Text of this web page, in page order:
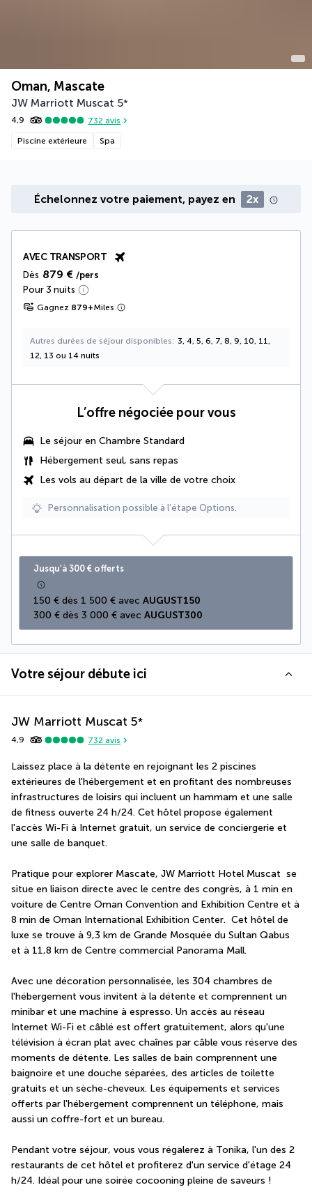
Oman, Mascate
JW Marriott Muscat 5*
4,9 732 avis
Piscine extérieure Spa
Échelonnez votre paiement, payez en 2x
AVEC TRANSPORT
Dès 879 € /pers
Pour 3 nuits
Gagnez 879+Miles
Autres durées de séjour disponibles
3, 4, 5, 6, 7, 8, 9, 10, 11,
12, 13 ou 14 nuits
L’offre négociée pour vous
Le séjour en Chambre Standard
Hébergement seul, sans repas
Les vols au départ de la ville de votre choix
Personnalisation possible à l’étape Options.
Jusqu’à 300 € offerts
150 € dès 1 500 € avec AUGUST150
300 € dès 3 000 € avec AUGUST300
Votre séjour débute ici
JW Marriott Muscat 5*
4,9 732 avis
Laissez place à la détente en rejoignant les 2 piscines
extérieures de l'hébergement et en profitant des nombreuses
infrastructures de loisirs qui incluent un hammam et une salle
de fitness ouverte 24 h/24. Cet hôtel propose également
l'accès Wi-Fi à Internet gratuit, un service de conciergerie et
une salle de banquet.
Pratique pour explorer Mascate, JW Marriott Hotel Muscat  se
situe en liaison directe avec le centre des congrès, à 1 min en
voiture de Centre Oman Convention and Exhibition Centre et à
8 min de Oman International Exhibition Center.  Cet hôtel de
luxe se trouve à 9,3 km de Grande Mosquée du Sultan Qabus
et à 11,8 km de Centre commercial Panorama Mall.
Avec une décoration personnalisée, les 304 chambres de
l'hébergement vous invitent à la détente et comprennent un
minibar et une machine à espresso. Un accès au réseau
Internet Wi-Fi et câblé est offert gratuitement, alors qu'une
télévision à écran plat avec chaînes par câble vous réserve des
moments de détente. Les salles de bain comprennent une
baignoire et une douche séparées, des articles de toilette
gratuits et un sèche-cheveux. Les équipements et services
offerts par l'hébergement comprennent un téléphone, mais
aussi un coffre-fort et un bureau.
Pendant votre séjour, vous vous régalerez à Tonika, l'un des 2
restaurants de cet hôtel et profiterez d'un service d'étage 24
h/24. Idéal pour une soirée cocooning pleine de saveurs !